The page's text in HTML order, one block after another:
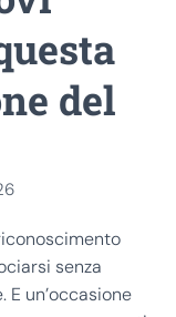
del
senza
un’occasione